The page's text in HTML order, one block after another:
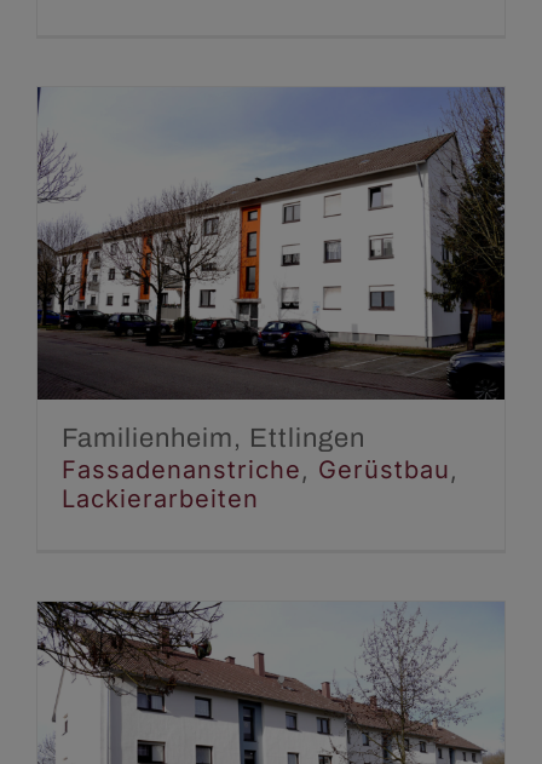
Familienheim, Ettlingen
Fassadenanstriche Gerüstbau Lackierarbeiten
Familienheim, Ettlingen
Fassadenanstriche, Gerüstbau,
Lackierarbeiten